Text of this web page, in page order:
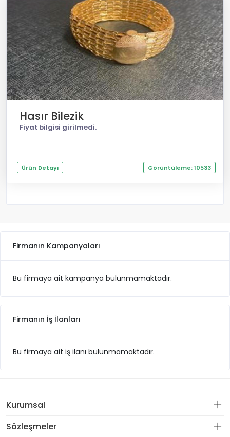
Hasır Bilezik
Fiyat bilgisi girilmedi.
Ürün Detayı Görüntüleme: 10533
Firmanın Kampanyaları
Bu firmaya ait kampanya bulunmamaktadır.
Firmanın İş İlanları
Bu firmaya ait iş ilanı bulunmamaktadır.
Kurumsal
Sözleşmeler